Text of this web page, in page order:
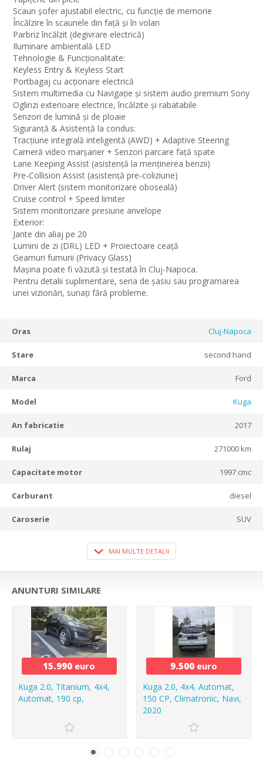
Scaun șofer ajustabil electric, cu funcție de memorie
Încălzire în scaunele din față și în volan
Parbriz încălzit (degivrare electrică)
Iluminare ambientală LED
Tehnologie & Funcționalitate:
Keyless Entry & Keyless Start
Portbagaj cu acționare electrică
Sistem multimedia cu Navigație și sistem audio premium Sony
Oglinzi exterioare electrice, încălzite și rabatabile
Senzori de lumină și de ploaie
Siguranță & Asistență la condus:
Tracțiune integrală inteligentă (AWD) + Adaptive Steering
Cameră video marșarier + Senzori parcare față spate
Lane Keeping Assist (asistență la menținerea benzii)
Pre-Collision Assist (asistență pre-coliziune)
Driver Alert (sistem monitorizare oboseală)
Cruise control + Speed limiter
Sistem monitorizare presiune anvelope
Exterior:
Jante din aliaj pe 20
Lumini de zi (DRL) LED + Proiectoare ceață
Geamuri fumurii (Privacy Glass)
Mașina poate fi văzută și testată în Cluj-Napoca.
Pentru detalii suplimentare, seria de șasiu sau programarea
unei vizionări, sunați fără probleme.
Oras Cluj-Napoca
Stare second hand
Marca Ford
Model Kuga
An fabricatie 2017
Rulaj 271000 km
Capacitate motor 1997 cmc
Carburant diesel
Caroserie SUV
MAI MULTE DETALII
ANUNTURI SIMILARE
15.990 euro
Kuga 2.0, Titanium, 4x4,
Automat, 190 cp,
9.500euro
Kuga 2.0, 4x4, Automat,
150 CP, Climatronic, Navi,
2020